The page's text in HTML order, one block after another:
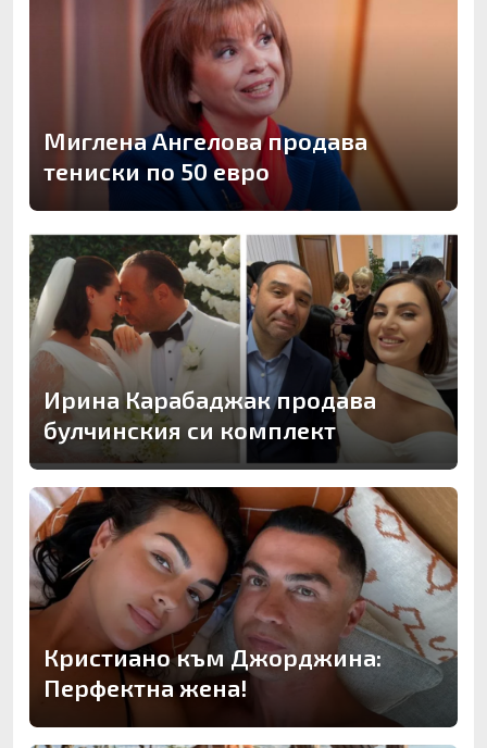
Миглена Ангелова продава
тениски по 50 евро
Ирина Карабаджак продава
булчинския си комплект
Кристиано към Джорджина:
Перфектна жена!